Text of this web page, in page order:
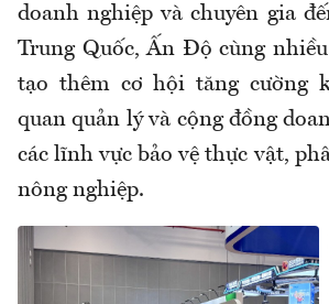
doanh nghiệp và chuyên gia
Trung Quốc, Ấn Độ cùng
tạo thêm cơ hội tăng cường
quan quản lý và cộng đồng
các lĩnh vực bảo vệ thực vật,
nông nghiệp.